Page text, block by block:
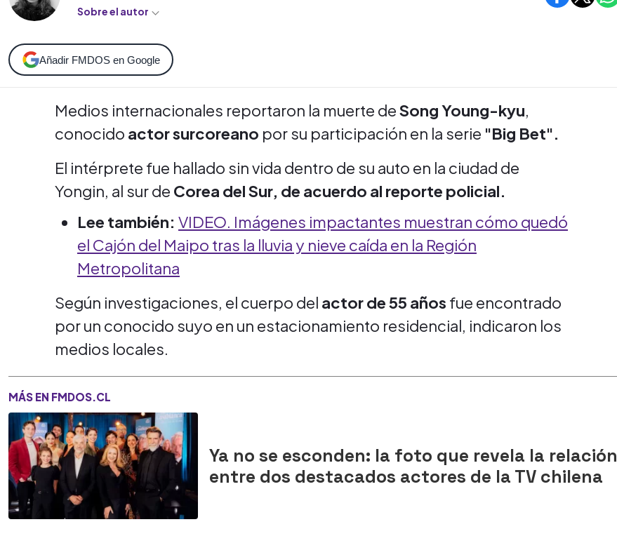
Sobre el autor
Añadir FMDOS en Google
Medios internacionales reportaron la muerte deSong Young-kyu,
conocido actor surcoreano por su participación en la serie "Big Bet".
El intérprete fue hallado sin vida dentro de su auto en la ciudad de
Yongin, al sur de Corea del Sur, de acuerdo al reporte policial.
Lee también: VIDEO. Imágenes impactantes muestran cómo quedó
el Cajón del Maipo tras la lluvia y nieve caída en la Región
Metropolitana
Según investigaciones, el cuerpo del actor de 55 años fue encontrado
por un conocido suyo en un estacionamiento residencial, indicaron los
medios locales.
MÁS EN FMDOS.CL
Ya no se esconden: la foto que revela la relación
entre dos destacados actores de la TV chilena